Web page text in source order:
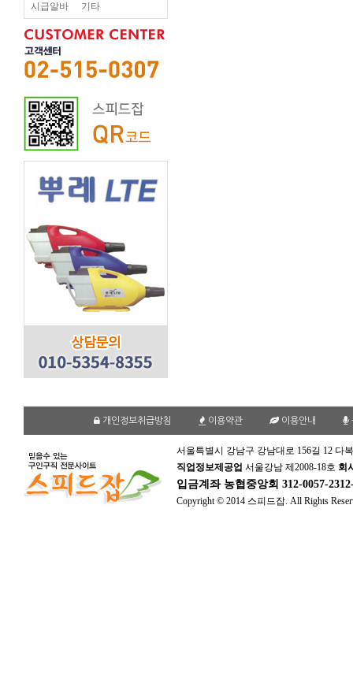
시급알바 기타
개인정보취급방침 이용약관 이용안내
서울특별시 강남구 강남대로 156길 12 다
직업정보제공업 서울강남 제2008-18호 회
입금계좌 농협중앙회 312-0057-
Copyright © 2014 스피드잡. All Rights